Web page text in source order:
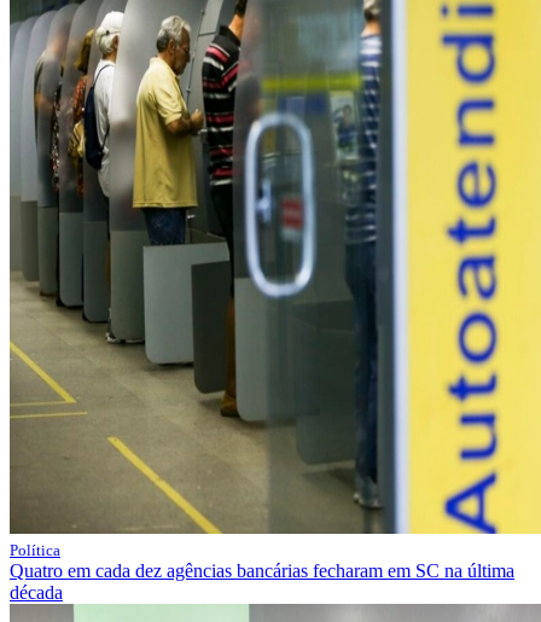
Política
Quatro em cada dez agências bancárias fecharam em SC na última
década